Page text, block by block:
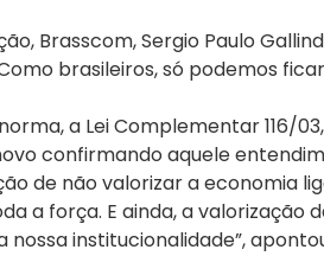
Brasscom, Sergio Paulo
brasileiros, só podemos
a Lei Complementar 116/
confirmando aquele
de não valorizar a economia
a força. E ainda, a valorização
institucionalidade”,